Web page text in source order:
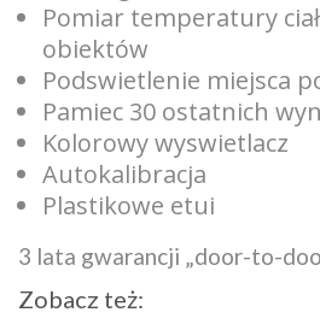
Pomiar temperatury
obiektów
Podswietlenie miejsca
Pamiec 30 ostatnich
Kolorowy wyswietlacz
Autokalibracja
Plastikowe etui
3 lata gwarancji „door-to-
Zobacz też: